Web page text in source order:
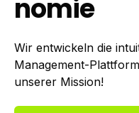
nomie
Wir entwickeln die
Management-
unserer Mission!